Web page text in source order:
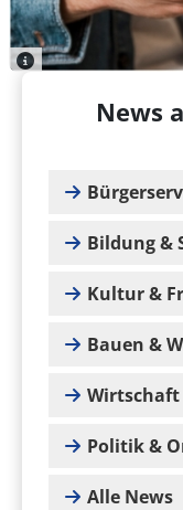
News
Bildung &
Kultur &
Bauen &
Wirtschaft
Politik &
Alle News